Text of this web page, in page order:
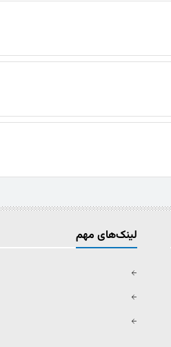
لینک‌های مهم